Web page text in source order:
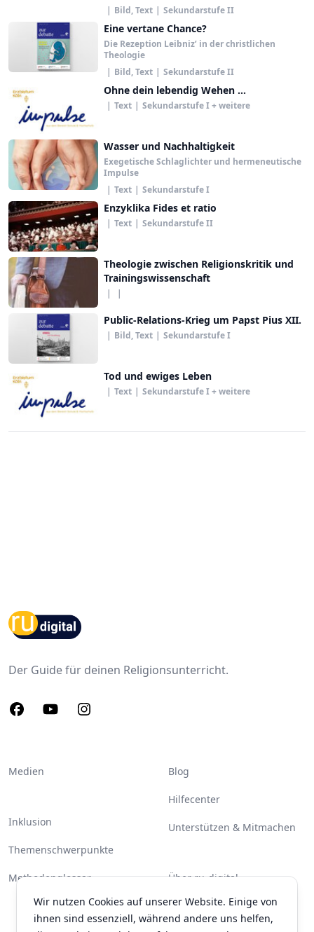
| Bild, Text | Sekundarstufe II
Eine vertane Chance?
Die Rezeption Leibniz’ in der christlichen
Theologie
| Bild, Text | Sekundarstufe II
Ohne dein lebendig Wehen …
| Text | Sekundarstufe I + weitere
Wasser und Nachhaltigkeit
Exegetische Schlaglichter und hermeneutische
Impulse
| Text | Sekundarstufe I
Enzyklika Fides et ratio
| Text | Sekundarstufe II
Theologie zwischen Religionskritik und
Trainingswissenschaft
| |
Public-Relations-Krieg um Papst Pius XII.
| Bild, Text | Sekundarstufe I
Tod und ewiges Leben
| Text | Sekundarstufe I + weitere
Wir nutzen Cookies auf unserer Website. Einige von
ihnen sind essenziell, während andere uns helfen,
Footer
Der Guide für deinen Religionsunterricht.
FacebookYoutubeInstagram
Medien
Inklusion
Themenschwerpunkte
Methodenglossar
Blog
Hilfecenter
Unterstützen & Mitmachen
Über ru-digital
Partner & Unterstützer